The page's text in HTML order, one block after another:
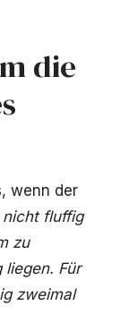
die
wenn der
nicht fluffig
zu
liegen. Für
zweimal